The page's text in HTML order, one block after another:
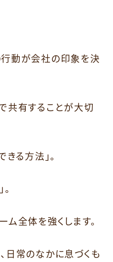
動が会社の印象を決
共有することが大切
きる方法」。
ム全体を強くします。
日常のなかに息づくも